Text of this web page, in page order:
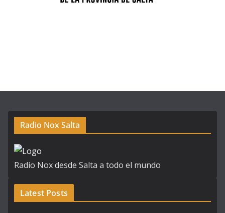
Radio Nox Salta
Radio Nox desde Salta a todo el mundo
Latest Posts